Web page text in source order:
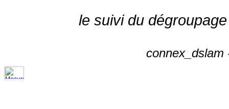
le suivi du
connex_dslam